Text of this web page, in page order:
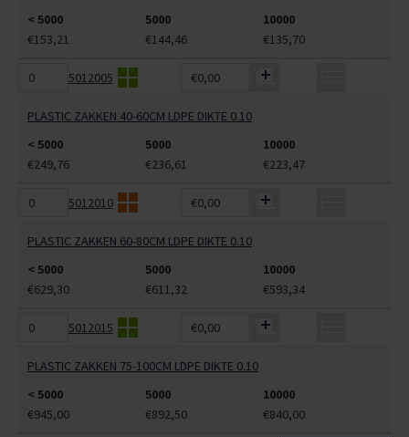
< 5000
5000
10000
€153,21
€144,46 €135,70
5012005 €0,00
PLASTIC ZAKKEN 40-60CM LDPE DIKTE 0.10
< 5000
5000
10000
€249,76
€236,61 €223,47
5012010 €0,00
PLASTIC ZAKKEN 60-80CM LDPE DIKTE 0.10
< 5000
5000
10000
€629,30
€611,32 €593,34
5012015 €0,00
PLASTIC ZAKKEN 75-100CM LDPE DIKTE 0.10
< 5000
5000
10000
€945,00
€892,50 €840,00